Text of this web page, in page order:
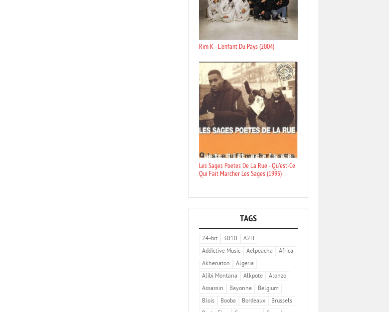
Rim K - L'enfant Du Pays (2004)
Les Sages Poetes De La Rue - Qu'est-Ce
Qui Fait Marcher Les Sages (1995)
TAGS
24-bit 3010
A2H
Addictive Music
Aelpeacha
Africa
Akhenaton
Algeria
Alibi Montana
Alkpote
Alonzo
Assassin
Bayonne
Belgium
Blois
Booba Bordeaux
Brussels